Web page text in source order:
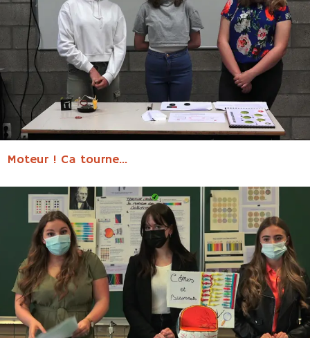
Moteur ! Ca tourne...